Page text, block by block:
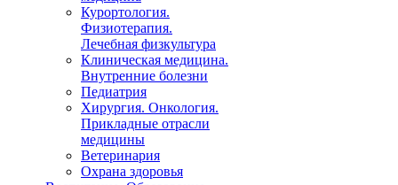
Курортология.
Физиотерапия.
Лечебная физкультура
Клиническая медицина.
Внутренние болезни
Педиатрия
Хирургия. Онкология.
Прикладные отрасли
медицины
Ветеринария
Охрана здоровья